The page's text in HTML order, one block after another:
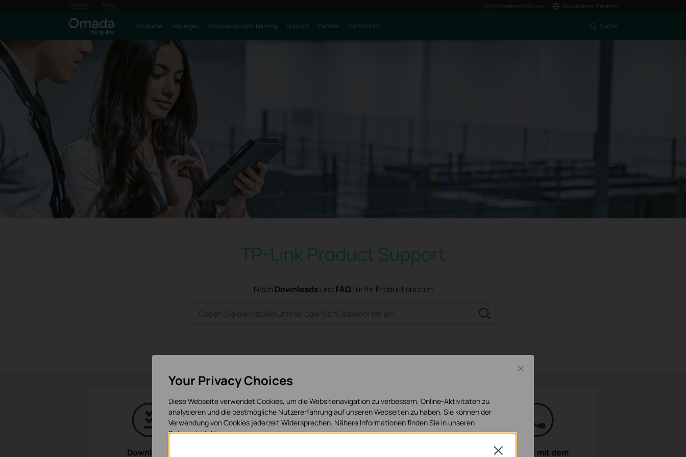
Kontaktieren Sie uns Deutschland / Deutsch
Produkte Lösungen Ressourcen und Training Support Partner Community Suche
TP-Link Product Support
Nach Downloads und FAQ für Ihr Produkt suchen
Downloads
Kontakt mit dem
Close
Your Privacy Choices
Diese Webseite verwendet Cookies, um die Websitenavigation zu verbessern, Online-Aktivitäten zu
analysieren und die bestmögliche Nutzererfahrung auf unseren Webseiten zu haben. Sie können der
Verwendung von Cookies jederzeit Widersprechen. Nähere Informationen finden Sie in unseren
Datenschutzhinweisen.
Close